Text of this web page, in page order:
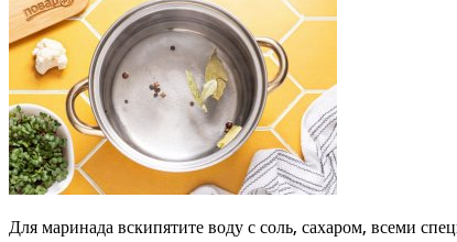
Для маринада вскипятите воду с соль, сахаром, всеми